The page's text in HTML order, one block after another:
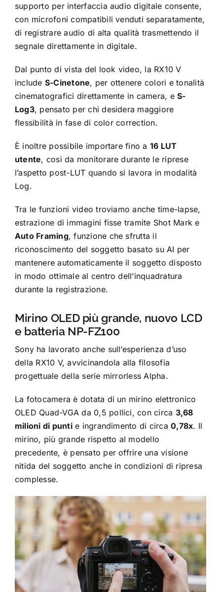
supporto per interfaccia audio digitale consente,
con microfoni compatibili venduti separatamente,
di registrare audio di alta qualità trasmettendo il
segnale direttamente in digitale.
Dal punto di vista del look video, la RX10 V
include S-Cinetone, per ottenere colori e tonalità
cinematografici direttamente in camera, eS-
Log3, pensato per chi desidera maggiore
flessibilità in fase di color correction.
È inoltre possibile importare fino a 16 LUT
utente, così da monitorare durante le riprese
l’aspetto post-LUT quando si lavora in modalità
Log.
Tra le funzioni video troviamo anche time-lapse,
estrazione di immagini fisse tramite Shot Mark e
Auto Framing, funzione che sfrutta il
riconoscimento del soggetto basato su AI per
mantenere automaticamente il soggetto disposto
in modo ottimale al centro dell’inquadratura
durante la registrazione.
Mirino OLED più grande, nuovo LCD
e batteria NP-FZ100
Sony ha lavorato anche sull’esperienza d’uso
della RX10 V, avvicinandola alla filosofia
progettuale della serie mirrorless Alpha.
La fotocamera è dotata di un mirino elettronico
OLED Quad-VGA da 0,5 pollici, con circa 3,68
milioni di puntie ingrandimento di circa0,78x. Il
mirino, più grande rispetto al modello
precedente, è pensato per offrire una visione
nitida del soggetto anche in condizioni di ripresa
complesse.